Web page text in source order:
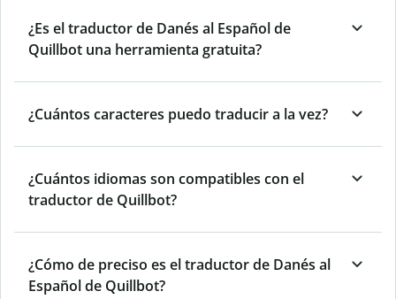
¿Es el traductor de Danés al Español de
Quillbot una herramienta gratuita?
¿Cuántos caracteres puedo traducir a la vez?
¿Cuántos idiomas son compatibles con el
traductor de Quillbot?
¿Cómo de preciso es el traductor de Danés al
Español de Quillbot?